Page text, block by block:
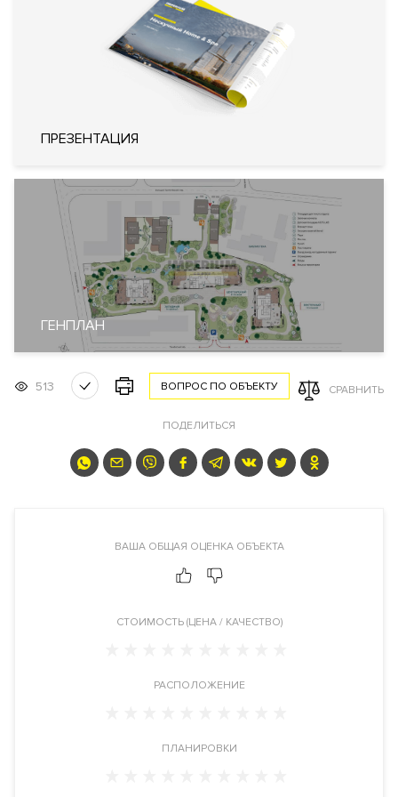
Приточно-вытяжная
Индивидуальный тепловой пункт
Современные
Описание
видами наКремльв глубине своего двора-парка. Это
единственный дом в столице, из большинства квартир
которого открываются прямые панорамные виды на Кремль,
храм Христа Спасителя и сталинские высотки.
«Лаврушинский» — самый высокий новый дом на Якиманке.
Он расположен в 1 км от Кремля и окружён малоэтажной
застройкой, которая оставляет горизонт открытым.
Значительное расстояние между корпусами дарит жителям
ощущение простора.
Архитектура дома с её изогнутыми плавными формами ещё
центр. Большие моллированные окна, эркеры, каплевидные
площадью 1,4 гектара с обилием зелени и высокими
деревьями укрывает вас от городского шума, посторонних
создаёт редкое для центра Москвы ощущение тихой и
ПРЕЗЕНТАЦИЯ
ГЕНПЛАН
513 ВОПРОС ПО ОБЪЕКТУ СРАВНИТЬ
ПОДЕЛИТЬСЯ
ВАША ОБЩАЯ ОЦЕНКА ОБЪЕКТА
CТОИМОСТЬ (ЦЕНА / КАЧЕСТВО)
РАСПОЛОЖЕНИЕ
ПЛАНИРОВКИ